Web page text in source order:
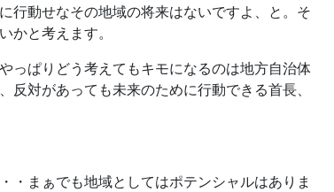
行動せなその地域の将来はないですよ、と。そ
かと考えます。
っぱりどう考えてもキモになるのは地方自治体
対があっても未来のために行動できる首長、
・まぁでも地域としてはポテンシャルはありま